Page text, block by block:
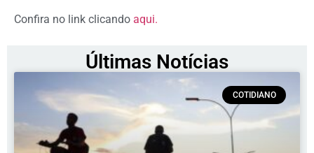
Confira no link clicando aqui.
Últimas Notícias
COTIDIANO